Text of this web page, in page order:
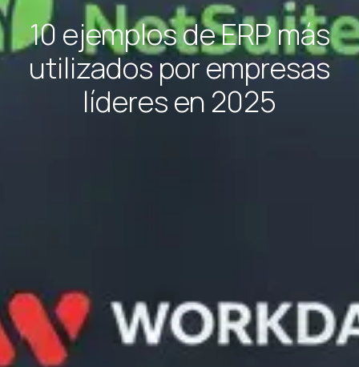
10 ejemplos de ERP más
utilizados por empresas
líderes en 2025